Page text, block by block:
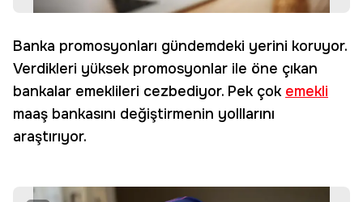
Banka promosyonları gündemdeki yerini koruyor.
Verdikleri yüksek promosyonlar ile öne çıkan
bankalar emeklileri cezbediyor. Pek çok emekli
maaş bankasını değiştirmenin yolllarını
araştırıyor.